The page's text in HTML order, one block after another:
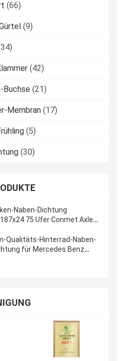
(66)
(9)
(42)
Buchse (21)
Membran (17)
(5)
(30)
Naben-Dichtung
75 Ufer Conmet Axle
Qualitäts-Hinterrad-Naben-
für Mercedes Benz